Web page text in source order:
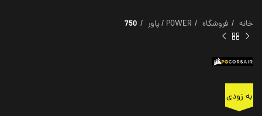
خانه فروشگاه POWER / پاور 750
به زودی